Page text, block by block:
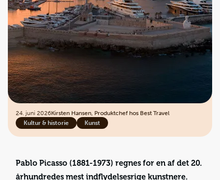
24. juni 2026Kirsten Hansen, Produktchef hos Best Travel
Kultur & historie
Kunst
Pablo Picasso (1881-1973) regnes for en af det 20.
århundredes mest indflydelsesrige kunstnere.